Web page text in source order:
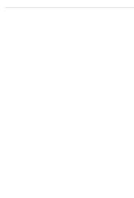
Matsunaga: Carro do